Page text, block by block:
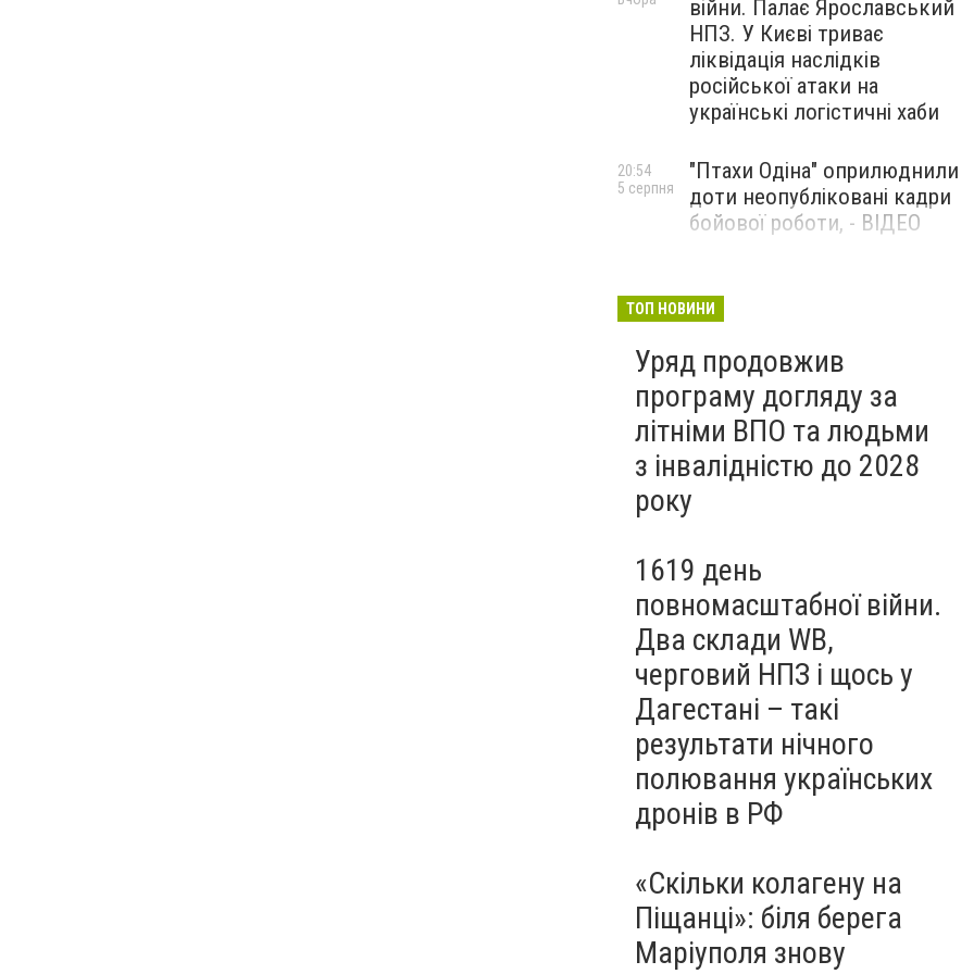
війни. Палає Ярославський
НПЗ. У Києві триває
ліквідація наслідків
російської атаки на
українські логістичні хаби
"Птахи Одіна" оприлюднили
доти неопубліковані кадри
бойової роботи, - ВІДЕО
20:54
5 серпня
Бєдняков зіграє тата
новому українському
фільмі, - ФОТО
5 серпня
ТОП НОВИНИ
Уряд продовжив
програму догляду за
літніми ВПО та людьми
з інвалідністю до 2028
року
1619 день
повномасштабної війни.
Два склади WB,
черговий НПЗ і щось у
Дагестані – такі
результати нічного
полювання українських
дронів в РФ
«Скільки колагену на
Піщанці»: біля берега
Маріуполя знову